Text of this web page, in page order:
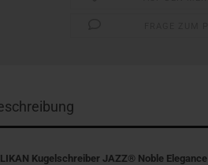
Kugelschreiber JAZZ® Noble Elegance